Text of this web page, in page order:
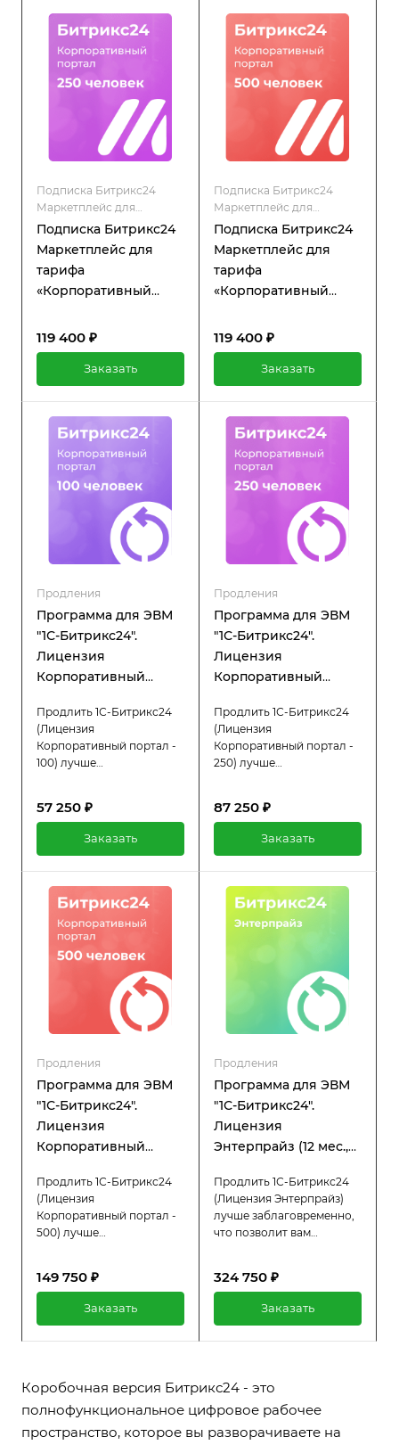
Подписка Битрикс24
Маркетплейс для
коробочной версии
Подписка Битрикс24
Маркетплейс для
тарифа
«Корпоративный
пользователей
119 400 ₽
Заказать
Подписка Битрикс24
Маркетплейс для
коробочной версии
Подписка Битрикс24
Маркетплейс для
тарифа
«Корпоративный
пользователей
119 400 ₽
Заказать
Продления
Программа для ЭВМ
"1С-Битрикс24".
Лицензия
Корпоративный
продление)
Продлить 1С-Битрикс24
(Лицензия
Корпоративный портал -
100) лучше
простоев в работе
также регулярную
техническую поддержку и
обновления.
57 250 ₽
Заказать
Продления
Программа для ЭВМ
"1С-Битрикс24".
Лицензия
Корпоративный
продление)
Продлить 1С-Битрикс24
(Лицензия
Корпоративный портал -
250) лучше
простоев в работе
также регулярную
техническую поддержку и
обновления.
87 250 ₽
Заказать
Продления
Программа для ЭВМ
"1С-Битрикс24".
Лицензия
Корпоративный
продление)
Продлить 1С-Битрикс24
(Лицензия
Корпоративный портал -
500) лучше
простоев в работе
техническую поддержку и
обновления.
149 750 ₽
Заказать
Продления
Программа для ЭВМ
"1С-Битрикс24".
Лицензия
Энтерпрайз (12 мес.,
Продлить 1С-Битрикс24
(Лицензия Энтерпрайз)
лучше заблаговременно,
что позволит вам
активной лицензии вы
324 750 ₽
Заказать
Коробочная версия Битрикс24 - это
полнофункциональное цифровое рабочее
пространство, которое вы разворачиваете на